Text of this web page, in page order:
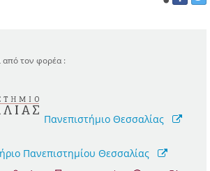
από τον φορέα :
Πανεπιστήμιο Θεσσαλίας
Πανεπιστημίου Θεσσαλίας